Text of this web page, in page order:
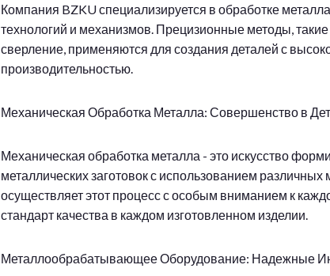
Компания BZKU специализируется в обработке
технологий и механизмов. Прецизионные методы,
сверление, применяются для создания деталей с
производительностью.
Механическая Обработка Металла: Совершенство в
Механическая обработка металла - это искусство
металлических заготовок с использованием
осуществляет этот процесс с особым вниманием к
стандарт качества в каждом изготовленном изделии.
Металлообрабатывающее Оборудование: Надежные